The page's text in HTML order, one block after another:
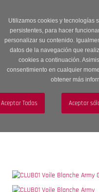
Utilizamos cookies y tecnologías
persistentes, para hacer
personalizar su contenido.
datos de la navegación que
cookies a continuación.
consentimiento en cualquier
obtener más
descuento en Sección
navigation
Menú